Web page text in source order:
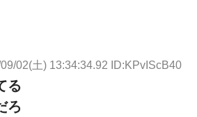
02(土) 13:34:34.92 ID:KPvIScB40
る
ろ